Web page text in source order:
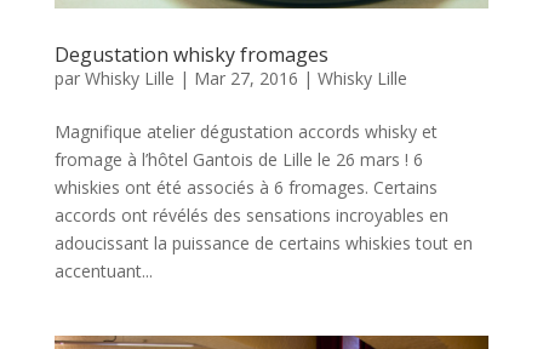
Degustation whisky fromages
par Whisky Lille | Mar 27, 2016 | Whisky Lille
Magnifique atelier dégustation accords whisky et
fromage à l’hôtel Gantois de Lille le 26 mars ! 6
whiskies ont été associés à 6 fromages. Certains
accords ont révélés des sensations incroyables en
adoucissant la puissance de certains whiskies tout en
accentuant...